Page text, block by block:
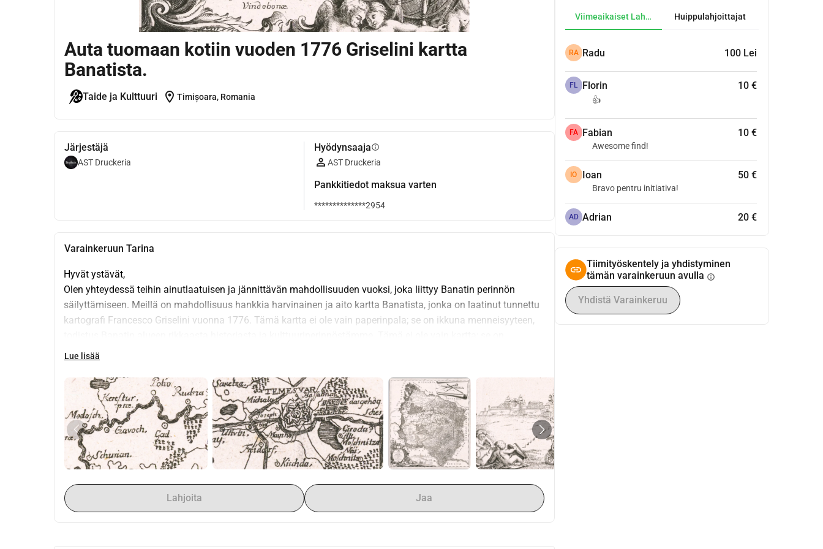
Auta tuomaan kotiin vuoden 1776 Griselini kartta
Banatista.
Taide ja Kulttuuri location_on Timișoara, Romania
Järjestäjä
AST Druckeria
Hyödynsaajainfo
AST Druckeria
Pankkitiedot maksua varten
**************2954
Varainkeruun Tarina
Hyvät ystävät,
Olen yhteydessä teihin ainutlaatuisen ja jännittävän mahdollisuuden vuoksi, joka liittyy Banatin perinnön
säilyttämiseen. Meillä on mahdollisuus hankkia harvinainen ja aito kartta Banatista, jonka on laatinut tunnettu
kartografi Francesco Griselini vuonna 1776. Tämä kartta ei ole vain paperinpala; se on ikkuna menneisyyteen,
äärimmäisen harvinainen artefakti, jolla on vain kaksi julkisesti tunnettua kopiota, yksi Harvardissa ja toinen
Kartta oli yksi niistä kartoista, joita esiteltiin Harvardin karttakokoelman näyttelyssä Look But Don t Touch:
Tactile Illusions on Maps at the Harvard Map Collection. Kuvaillessaan karttaa, Harvardin karttakirjastojohtaja
David Weimer totesi:
[Kartta havainnollistaa] oikean kokoisia välineitä kartan tekemiseen kompassia, 1700-luvun mekaanista
lyijykynää, viivotinta itse kartan vieressä: tämä abstrakti ja skaalattu kuvaus tilasta . . . Griselini ja hänen
kaivertajansa, Augustinus Cipps, leikkivät näkemisen joustavuudella, vaikka he tarttuvat myös joihinkin
Lue lisää
Lahjoita Jaa
Viimeaikaiset LahjoituksetHuippulahjoittajat
RA Radu 100 Lei
FL Florin 10 €
👍
FA Fabian 10 €
Awesome find!
IO Ioan 50 €
Bravo pentru initiativa!
AD Adrian 20 €
Tiimityöskentely ja yhdistyminen
tämän varainkeruun avulla info
Yhdistä Varainkeruu